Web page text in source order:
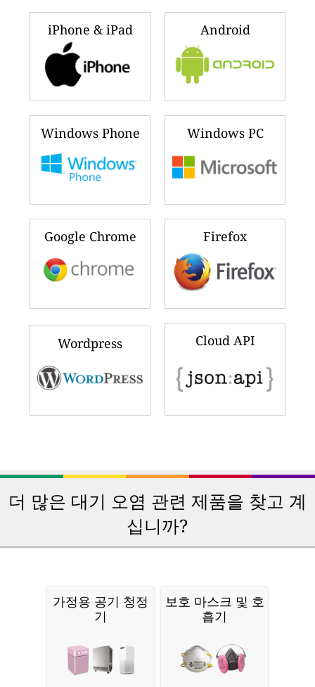
iPhone & iPad Android
Windows Phone Windows PC
Google Chrome Firefox
Wordpress Cloud API
더 많은 대기 오염 관련 제품을 찾고 계
십니까?
가정용 공기 청정
기
보호 마스크 및 호
흡기